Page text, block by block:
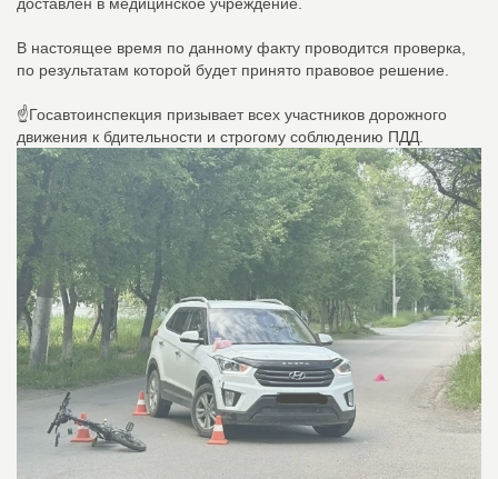
доставлен в медицинское учреждение.
В настоящее время по данному факту проводится проверка,
по результатам которой будет принято правовое решение.
☝Госавтоинспекция призывает всех участников дорожного
движения к бдительности и строгому соблюдению ПДД.